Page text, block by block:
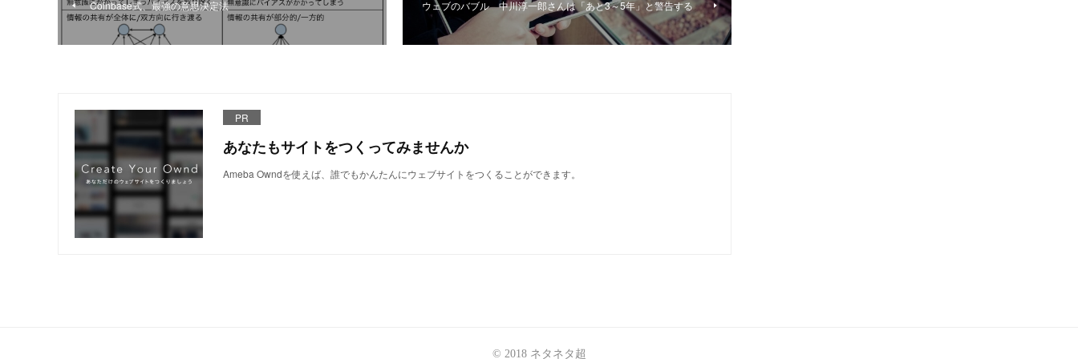
Coinbase式、最強の意思決定法 ウェブのバブル 中川淳一郎さんは「あと3～5年」と警告する
PR
あなたもサイトをつくってみませんか
Ameba Owndを使えば、誰でもかんたんにウェブサイトをつくることができます。
© 2018 ネタネタ超